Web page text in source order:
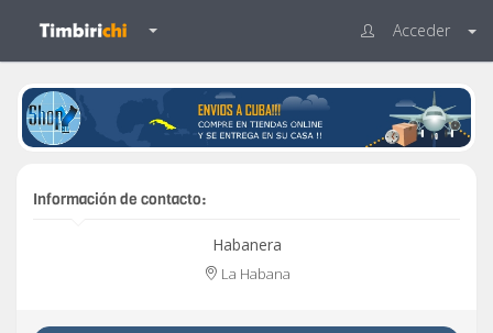
Acceder
Información de contacto:
Habanera
La Habana